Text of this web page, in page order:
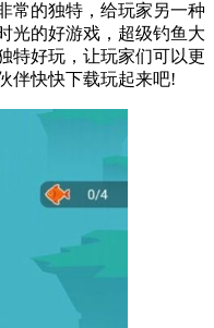
常的独特，给玩家另一种
光的好游戏，超级钓鱼大
特好玩，让玩家们可以更
伴快快下载玩起来吧!